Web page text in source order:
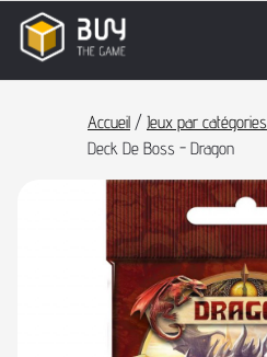
Accueil / Jeux par catégories
Deck De Boss - Dragon